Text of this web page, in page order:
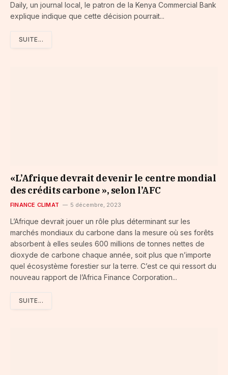
Daily, un journal local, le patron de la Kenya Commercial Bank
explique indique que cette décision pourrait...
SUITE...
«L’Afrique devrait devenir le centre mondial
des crédits carbone », selon l’AFC
FINANCE CLIMAT 5 décembre, 2023
L’Afrique devrait jouer un rôle plus déterminant sur les
marchés mondiaux du carbone dans la mesure où ses forêts
absorbent à elles seules 600 millions de tonnes nettes de
dioxyde de carbone chaque année, soit plus que n’importe
quel écosystème forestier sur la terre. C’est ce qui ressort du
nouveau rapport de l’Africa Finance Corporation...
SUITE...